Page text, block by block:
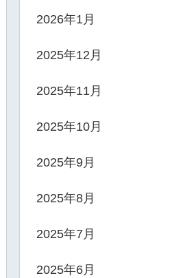
2026年1月
2025年12月
2025年11月
2025年10月
2025年9月
2025年8月
2025年7月
2025年6月